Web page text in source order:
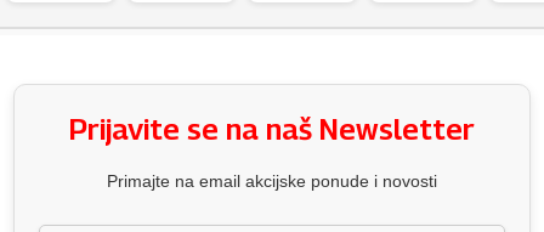
Prijavite se na naš Newsletter
Primajte na email akcijske ponude i novosti